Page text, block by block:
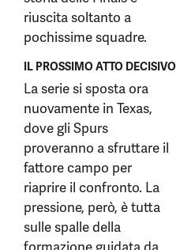
riuscita soltanto a
pochissime squadre.
IL PROSSIMO ATTO DECISIVO
La serie si sposta ora
nuovamente in Texas,
dove gli Spurs
proveranno a sfruttare il
fattore campo per
riaprire il confronto. La
pressione, però, è tutta
sulle spalle della